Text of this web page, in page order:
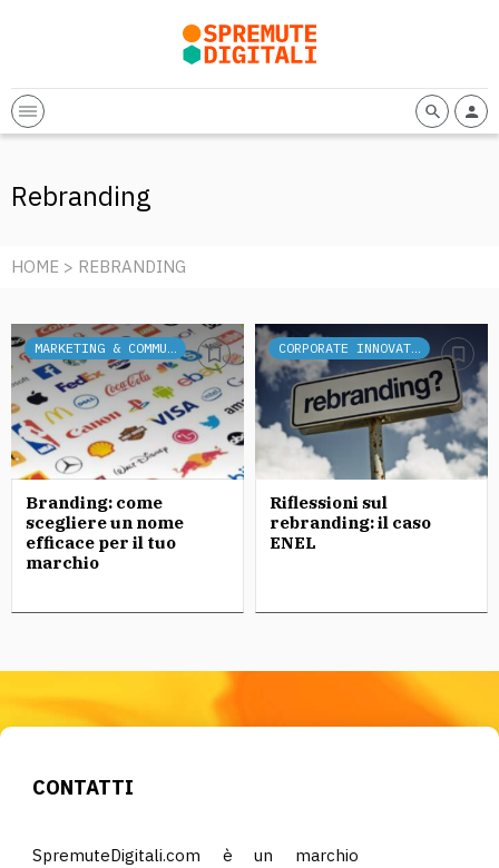
Rebranding
HOME > REBRANDING
MARKETING & COMMUNICATION
Branding: come
scegliere un nome
efficace per il tuo
marchio
CORPORATE INNOVATION
Riflessioni sul
rebranding: il caso
ENEL
CONTATTI
SpremuteDigitali.com è un marchio